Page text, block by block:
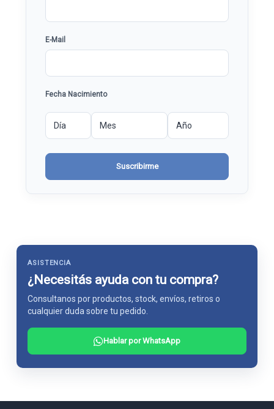
E-Mail
Fecha Nacimiento
ASISTENCIA
¿Necesitás ayuda con tu compra?
Consultanos por productos, stock, envíos, retiros o
cualquier duda sobre tu pedido.
Hablar por WhatsApp